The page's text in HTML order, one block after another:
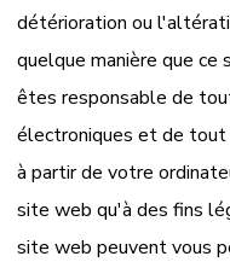
détérioration ou
quelque manière que ce
êtes responsable de
électroniques et de tout
à partir de votre
site web qu'à des fins
site web peuvent vous